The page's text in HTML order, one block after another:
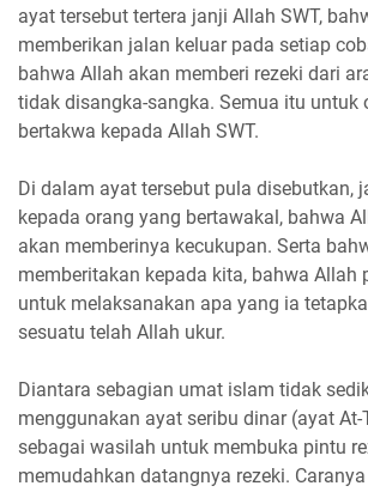
ayat tersebut tertera janji Allah SWT,
memberikan jalan keluar pada setiap
bahwa Allah akan memberi rezeki dari
tidak disangka-sangka. Semua itu untuk
bertakwa kepada Allah SWT.
Di dalam ayat tersebut pula disebutkan,
kepada orang yang bertawakal, bahwa
akan memberinya kecukupan. Serta
memberitakan kepada kita, bahwa Allah
untuk melaksanakan apa yang ia
sesuatu telah Allah ukur.
Diantara sebagian umat islam tidak
menggunakan ayat seribu dinar (ayat At-
sebagai wasilah untuk membuka pintu
memudahkan datangnya rezeki.